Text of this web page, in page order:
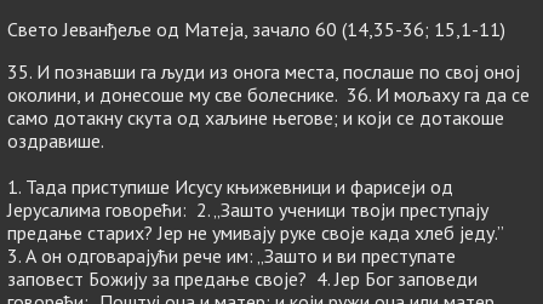
Свето Јеванђеље од Матеја, зачало 60 (14,35-36; 15,1-11)
35. И познавши га људи из онога места, послаше по свој оној
околини, и донесоше му све болеснике. 36. И мољаху га да се
само дотакну скута од хаљине његове; и који се дотакоше
оздравише.
1. Тада приступише Исусу књижевници и фарисеји од
Јерусалима говорећи: 2. „Зашто ученици твоји преступају
предање старих? Јер не умивају руке своје када хлеб једу.”
3. А он одговарајући рече им: „Зашто и ви преступате
заповест Божију за предање своје? 4. Јер Бог заповеди